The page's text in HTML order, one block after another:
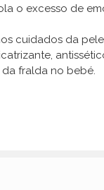
o excesso de
cuidados da
fralda no bebé.